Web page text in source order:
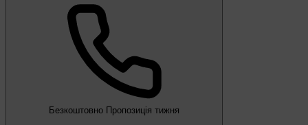
Безкоштовно Пропозиція тижня